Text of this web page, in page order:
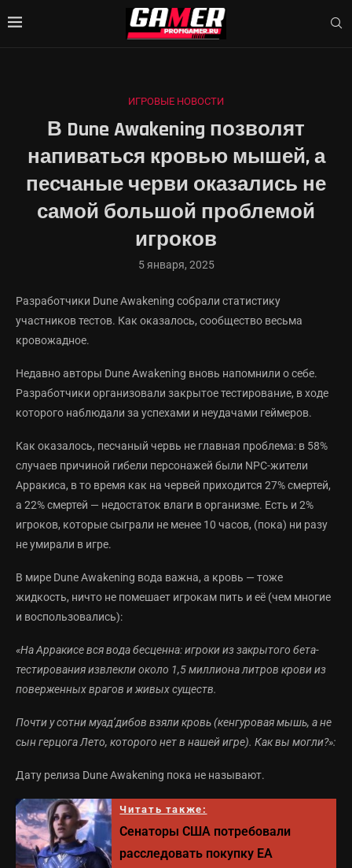
ИГРОВЫЕ НОВОСТИ
В Dune Awakening позволят
напиваться кровью мышей, а
песчаные черви оказались не
самой большой проблемой
игроков
5 января, 2025
Разработчики Dune Awakening собрали статистику
участников тестов. Как оказалось, сообщество весьма
кровожадное.
Недавно авторы Dune Awakening вновь напомнили о себе.
Разработчики организовали закрытое тестирование, в ходе
которого наблюдали за успехами и неудачами геймеров.
Как оказалось, песчаный червь не главная проблема: в 58%
случаев причиной гибели персонажей были NPC-жители
Арракиса, в то время как на червей приходится 27% смертей,
а 22% смертей — недостаток влаги в организме. Есть и 2%
игроков, которые сыграли не менее 10 часов, (пока) ни разу
не умирали в игре.
В мире Dune Awakening вода важна, а кровь — тоже
жидкость, ничто не помешает игрокам пить и её (чем многие
и воспользовались):
«На Арракисе вся вода бесценна: игроки из закрытого бета-
тестирования извлекли около 1,5 миллиона литров крови из
поверженных врагов и живых существ.
Почти у сотни муад’дибов взяли кровь (кенгуровая мышь, а не
сын герцога Лето, которого нет в нашей игре). Как вы могли?»:
Дату релиза Dune Awakening пока не называют.
Читать также:
Сенаторы США потребовали
расследовать покупку EA